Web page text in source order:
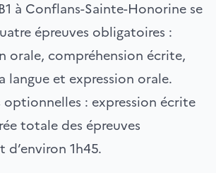
B1 à Conflans-Sainte-Honorine se
épreuves obligatoires :
orale, compréhension écrite,
langue et expression orale.
optionnelles : expression écrite
totale des épreuves
1h45.